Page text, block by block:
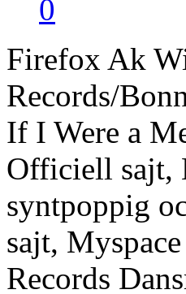
0
Firefox Ak
Records/
If I Were a
Officiell sajt,
syntpoppig
sajt,
Records